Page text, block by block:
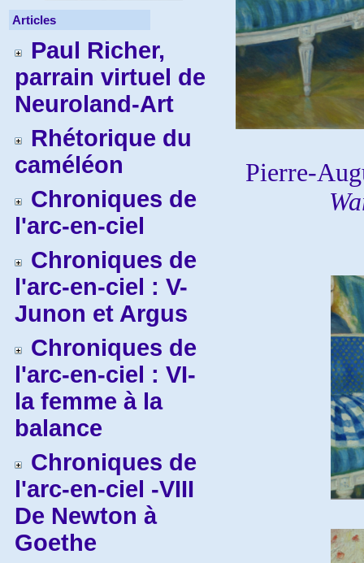
Articles
Paul Richer,
parrain virtuel de
Neuroland-Art
Rhétorique du
caméléon
Chroniques de
l'arc-en-ciel
Chroniques de
l'arc-en-ciel : V-
Junon et Argus
Chroniques de
l'arc-en-ciel : VI-
la femme à la
balance
Chroniques de
l'arc-en-ciel -VIII
De Newton à
Goethe
Pierre-